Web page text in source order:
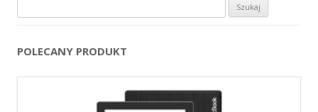
POLECANY PRODUKT